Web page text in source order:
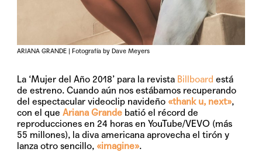
ARIANA GRANDE | Fotografía by Dave Meyers
La ‘Mujer del Año 2018’ para la revista Billboard está
de estreno. Cuando aún nos estábamos recuperando
del espectacular videoclip navideño «thank u, next»,
con el queAriana Grande batió el récord de
reproducciones en 24 horas en YouTube/VEVO (más
55 millones), la diva americana aprovecha el tirón y
lanza otro sencillo, «imagine».